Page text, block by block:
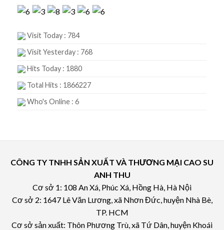
Visit Today : 784
Visit Yesterday : 768
Hits Today : 1880
Total Hits : 1866227
Who's Online : 6
CÔNG TY TNHH SẢN XUẤT VÀ THƯƠNG MẠI CAO SU
ANH THU
Cơ sở 1: 108 An Xá, Phúc Xá, Hồng Hà, Hà Nội
Cơ sở 2: 1647 Lê Văn Lương, xã Nhơn Đức, huyện Nhà Bè,
TP. HCM
Cơ sở sản xuất: Thôn Phương Trù, xã Tứ Dân, huyện Khoái